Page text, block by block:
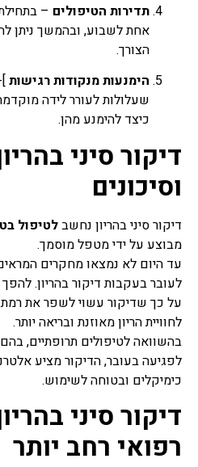
תדירות הטיפולים –
אחת לשבוע, ובהמשך ניתן
הצורך.
הימנעות מנקודות רגישות
שעלולות לעורר לידה
כיצד להימנע מהן.
דיקור סיני
וסיכונים
דיקור סיני בהריון נחשבלטיפול
מבוצע על ידי מטפל מוסמך.
עד היום לא נמצאו מחקרים
לעובר בעקבות דיקור בהריון.
על כך שדיקור עשוי לשפר את
לחוויית הריון מאוזנת ובריאה יותר.
בהשוואה לטיפולים תרופתיים,
לפגיעה בעובר, הדיקור מציע
כימיקלים ובטוחה לשימוש.
דיקור סיני
רפואי רחב יותר